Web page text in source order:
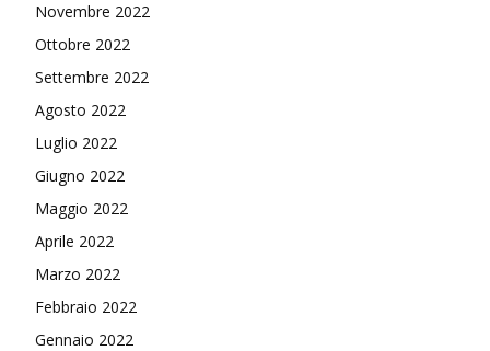
Novembre 2022
Ottobre 2022
Settembre 2022
Agosto 2022
Luglio 2022
Giugno 2022
Maggio 2022
Aprile 2022
Marzo 2022
Febbraio 2022
Gennaio 2022